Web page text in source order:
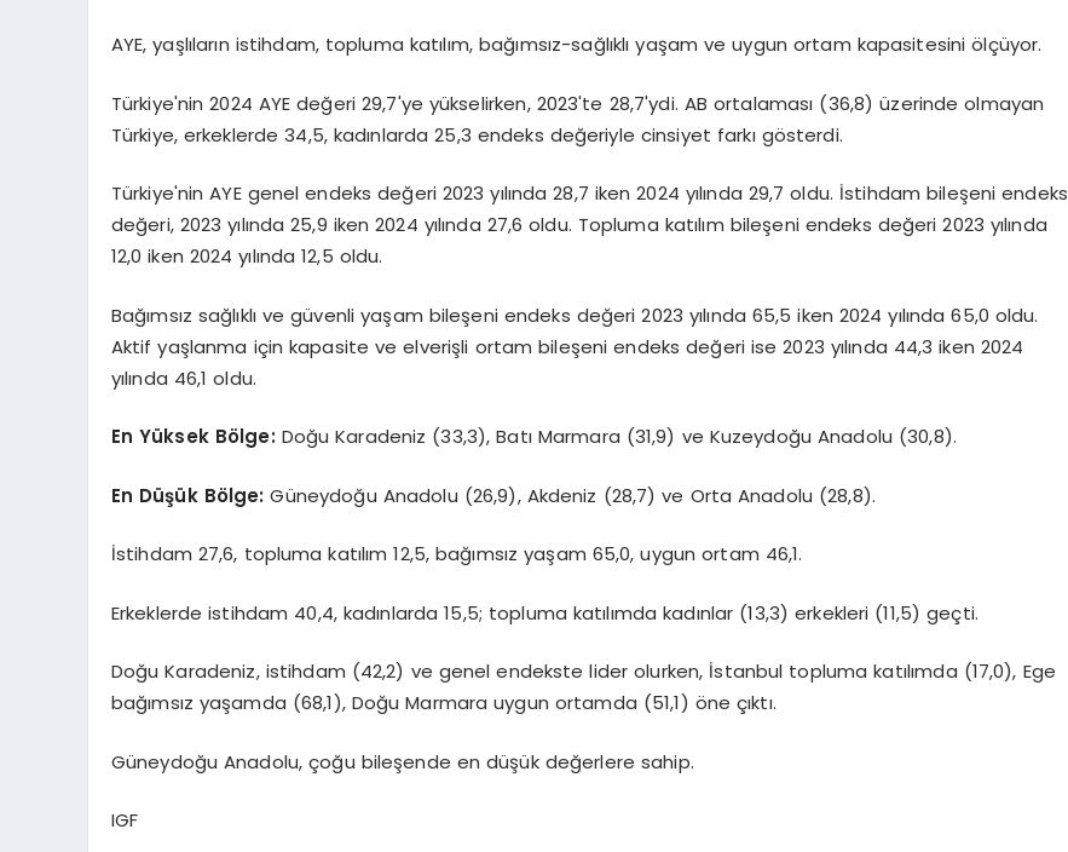
AYE, yaşlıların istihdam, topluma katılım, bağımsız-sağlıklı yaşam ve uygun ortam kapasitesini ölçüyor.
Türkiye'nin 2024 AYE değeri 29,7'ye yükselirken, 2023'te 28,7'ydi. AB ortalaması (36,8) üzerinde olmayan
Türkiye, erkeklerde 34,5, kadınlarda 25,3 endeks değeriyle cinsiyet farkı gösterdi.
Türkiye'nin AYE genel endeks değeri 2023 yılında 28,7 iken 2024 yılında 29,7 oldu. İstihdam bileşeni endeks
değeri, 2023 yılında 25,9 iken 2024 yılında 27,6 oldu. Topluma katılım bileşeni endeks değeri 2023 yılında
12,0 iken 2024 yılında 12,5 oldu.
Bağımsız sağlıklı ve güvenli yaşam bileşeni endeks değeri 2023 yılında 65,5 iken 2024 yılında 65,0 oldu.
Aktif yaşlanma için kapasite ve elverişli ortam bileşeni endeks değeri ise 2023 yılında 44,3 iken 2024
yılında 46,1 oldu.
En Yüksek Bölge: Doğu Karadeniz (33,3), Batı Marmara (31,9) ve Kuzeydoğu Anadolu (30,8).
En Düşük Bölge:Güneydoğu Anadolu (26,9), Akdeniz (28,7) ve Orta Anadolu (28,8).
İstihdam 27,6, topluma katılım 12,5, bağımsız yaşam 65,0, uygun ortam 46,1.
Erkeklerde istihdam 40,4, kadınlarda 15,5; topluma katılımda kadınlar (13,3) erkekleri (11,5) geçti.
Doğu Karadeniz, istihdam (42,2) ve genel endekste lider olurken, İstanbul topluma katılımda (17,0), Ege
bağımsız yaşamda (68,1), Doğu Marmara uygun ortamda (51,1) öne çıktı.
Güneydoğu Anadolu, çoğu bileşende en düşük değerlere sahip.
IGF